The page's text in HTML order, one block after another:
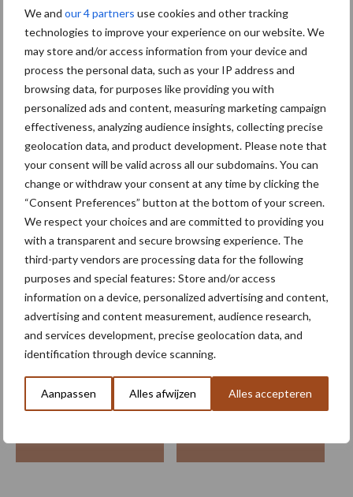
We and our 4 partners use cookies and other tracking
technologies to improve your experience on our website. We
may store and/or access information from your device and
process the personal data, such as your IP address and
browsing data, for purposes like providing you with
personalized ads and content, measuring marketing campaign
effectiveness, analyzing audience insights, collecting precise
geolocation data, and product development. Please note that
your consent will be valid across all our subdomains. You can
change or withdraw your consent at any time by clicking the
“Consent Preferences” button at the bottom of your screen.
We respect your choices and are committed to providing you
with a transparent and secure browsing experience. The
third-party vendors are processing data for the following
purposes and special features: Store and/or access
information on a device, personalized advertising and content,
advertising and content measurement, audience research,
and services development, precise geolocation data, and
identification through device scanning.
Aanpassen Alles afwijzen Alles accepteren
Lemken Saphir XMR:
mechanische zaaimachine
met meer precisie en
gebruiksgemak
Eerste DUO zaaimachines
Meer lezen over:
Maak uw keuze